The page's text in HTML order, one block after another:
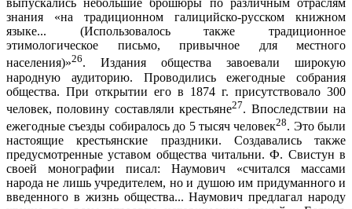
выпускались небольшие брошюры по различным отраслям
знания «на традиционном галицийско-русском книжном
языке... (Использовалось также традиционное
этимологическое письмо, привычное для местного
населения)»26. Издания общества завоевали широкую
народную аудиторию. Проводились ежегодные собрания
общества. При открытии его в 1874 г. присутствовало 300
человек, половину составляли крестьяне27. Впоследствии на
ежегодные съезды собиралось до 5 тысяч человек28. Это были
настоящие крестьянские праздники. Создавались также
предусмотренные уставом общества читальни. Ф. Свистун в
своей монографии писал: Наумович «считался массами
народа не лишь учредителем, но и душою им придуманного и
введенного в жизнь общества... Наумович предлагал народу